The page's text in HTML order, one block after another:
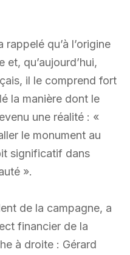
qu’à l’origine
qu’aujourd’hui,
il le comprend fort
la manière dont le
une réalité : «
le monument au
significatif dans
».
de la campagne, a
financier de la
à droite : Gérard